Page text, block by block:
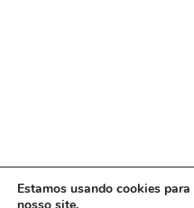
Estamos usando cookies